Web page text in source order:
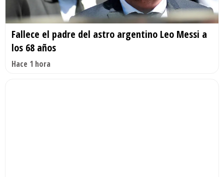
Fallece el padre del astro argentino Leo Messi a
los 68 años
Hace 1 hora